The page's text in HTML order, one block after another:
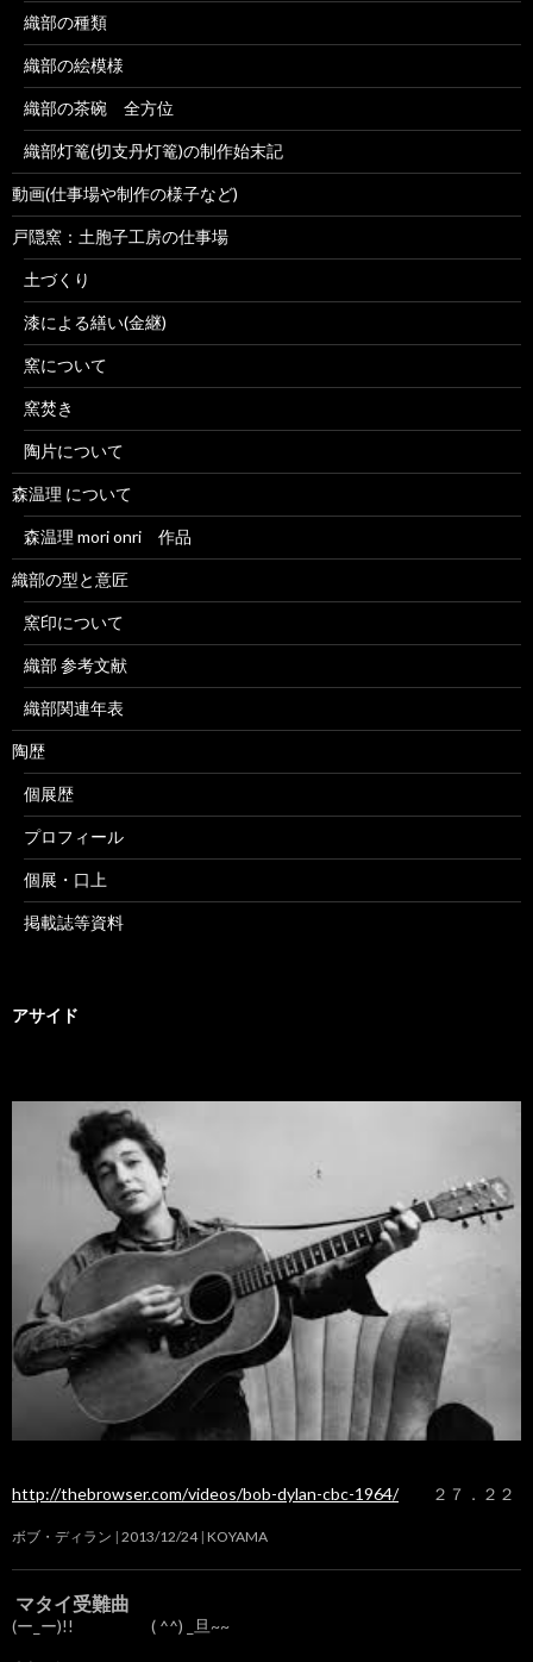
織部の種類
織部の絵模様
織部の茶碗 全方位
織部灯篭(切支丹灯篭)の制作始末記
動画(仕事場や制作の様子など)
戸隠窯：土胞子工房の仕事場
土づくり
漆による繕い(金継)
窯について
窯焚き
陶片について
森温理 について
森温理 mori onri 作品
織部の型と意匠
窯印について
織部 参考文献
織部関連年表
陶歴
個展歴
プロフィール
個展・口上
掲載誌等資料
アサイド
http://thebrowser.com/videos/bob-dylan-cbc-1964/２７．２２
ボブ・ディラン 2013/12/24 KOYAMA
マタイ受難曲
(ー_ー)!! ( ^^) _旦~~